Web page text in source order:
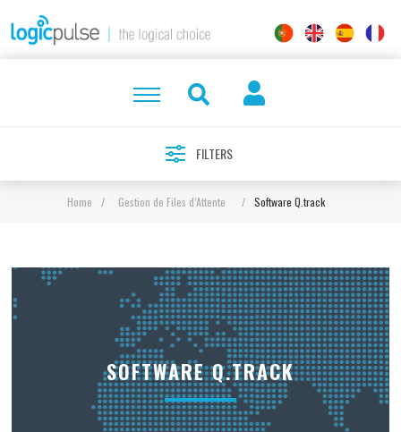
FILTERS
Home / Gestion de Files d’Attente / Software Q.track
SOFTWARE Q.TRACK